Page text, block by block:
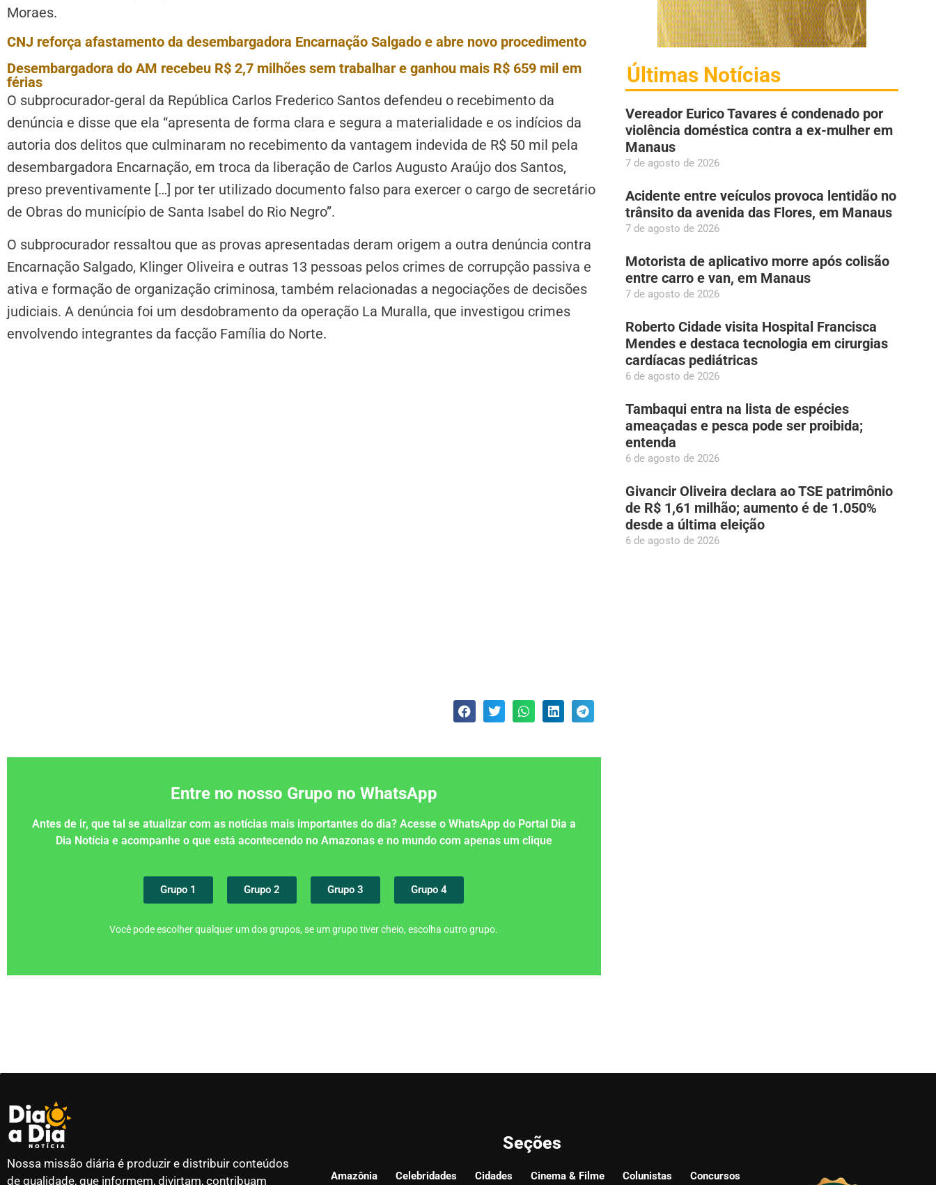
Moraes.
CNJ reforça afastamento da desembargadora Encarnação Salgado e abre novo procedimento
Desembargadora do AM recebeu R$ 2,7 milhões sem trabalhar e ganhou mais R$ 659 mil em
férias
O subprocurador-geral da República Carlos Frederico Santos defendeu o recebimento da
denúncia e disse que ela “apresenta de forma clara e segura a materialidade e os indícios da
autoria dos delitos que culminaram no recebimento da vantagem indevida de R$ 50 mil pela
desembargadora Encarnação, em troca da liberação de Carlos Augusto Araújo dos Santos,
preso preventivamente […] por ter utilizado documento falso para exercer o cargo de secretário
de Obras do município de Santa Isabel do Rio Negro”.
O subprocurador ressaltou que as provas apresentadas deram origem a outra denúncia contra
Encarnação Salgado, Klinger Oliveira e outras 13 pessoas pelos crimes de corrupção passiva e
ativa e formação de organização criminosa, também relacionadas a negociações de decisões
judiciais. A denúncia foi um desdobramento da operação La Muralla, que investigou crimes
envolvendo integrantes da facção Família do Norte.
Entre no nosso Grupo no WhatsApp
Antes de ir, que tal se atualizar com as notícias mais importantes do dia? Acesse o WhatsApp do Portal Dia a
Dia Notícia e acompanhe o que está acontecendo no Amazonas e no mundo com apenas um clique
Grupo 1 Grupo 2 Grupo 3 Grupo 4
Você pode escolher qualquer um dos grupos, se um grupo tiver cheio, escolha outro grupo.
Últimas Notícias
Vereador Eurico Tavares é condenado por
violência doméstica contra a ex-mulher em
Manaus
7 de agosto de 2026
Acidente entre veículos provoca lentidão no
trânsito da avenida das Flores, em Manaus
7 de agosto de 2026
Motorista de aplicativo morre após colisão
entre carro e van, em Manaus
7 de agosto de 2026
Roberto Cidade visita Hospital Francisca
Mendes e destaca tecnologia em cirurgias
cardíacas pediátricas
6 de agosto de 2026
Tambaqui entra na lista de espécies
ameaçadas e pesca pode ser proibida;
entenda
6 de agosto de 2026
Givancir Oliveira declara ao TSE patrimônio
de R$ 1,61 milhão; aumento é de 1.050%
desde a última eleição
6 de agosto de 2026
Nossa missão diária é produzir e distribuir conteúdos
de qualidade, que informem, divirtam, contribuam
Seções
Amazônia Celebridades Cidades Cinema & Filme Colunistas Concursos